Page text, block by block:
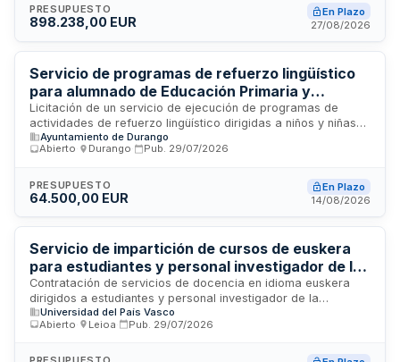
profesionales específicos, conforme a la normativa estatal y
autonómica del País Vasco. La administración licita el
alumnado en esta especialidad formativa.
PRESUPUESTO
898.238,00 EUR
En Plazo
27/08/2026
Servicio de programas de refuerzo lingüístico
para alumnado de Educación Primaria y
Secundaria del Ayuntamiento de Durango
Licitación de un servicio de ejecución de programas de
actividades de refuerzo lingüístico dirigidas a niños y niñas
que cursen Educación Primaria y Secundaria en el municipio
de Durango durante los cursos escolares 2026/2027 y
concurso público para contratar a una empresa
especializada en la prestación de estas actividades
de Contratos del Sector Público.
Ayuntamiento de Durango
Abierto
Durango Pub. 29/07/2026
PRESUPUESTO
64.500,00 EUR
En Plazo
14/08/2026
Servicio de impartición de cursos de euskera
para estudiantes y personal investigador de la
Universidad del País Vasco en modalidad
presencial y online
Contratación de servicios de docencia en idioma euskera
dirigidos a estudiantes y personal investigador de la
Universidad del País Vasco. Los cursos se impartirán en
modalidad presencial en los campus de Araba, Bizkaia
Se organizarán en dos cuatrimestres anuales con diferentes
Universidad del País Vasco
Abierto
Leioa Pub. 29/07/2026